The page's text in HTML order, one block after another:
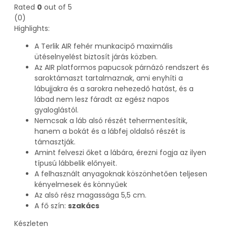
Rated 0 out of 5
(0)
Highlights:
A Terlik AIR fehér munkacipő maximális
ütéselnyelést biztosít járás közben.
Az AIR platformos papucsok párnázó rendszert és
saroktámaszt tartalmaznak, ami enyhíti a
lábujjakra és a sarokra nehezedő hatást, és a
lábad nem lesz fáradt az egész napos
gyaloglástól.
Nemcsak a láb alsó részét tehermentesítik,
hanem a bokát és a lábfej oldalsó részét is
támasztják.
Amint felveszi őket a lábára, érezni fogja az ilyen
típusú lábbelik előnyeit.
A felhasznált anyagoknak köszönhetően teljesen
kényelmesek és könnyűek
Az alsó rész magassága 5,5 cm.
A fő szín: szakács
Készleten